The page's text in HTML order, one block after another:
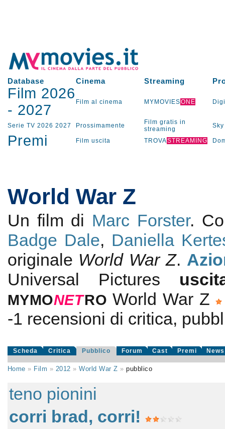
Database Cinema Streaming
Film 2026
- 2027 Film al cinema MYMOVIESONE
Serie TV 2026 2027 Prossimamente
Film gratis in
streaming
Sky
Premi Film uscita TROVASTREAMING
World War Z
Un film di Marc Forster.
Badge Dale, Daniella
originale World War Z.
Universal Pictures
MYMONETRO World War Z
-1 recensioni di critica,
Scheda Critica Pubblico Forum Cast Premi News
Home » Film » 2012 »World War Z »pubblico
teno pionini
corri brad, corri!